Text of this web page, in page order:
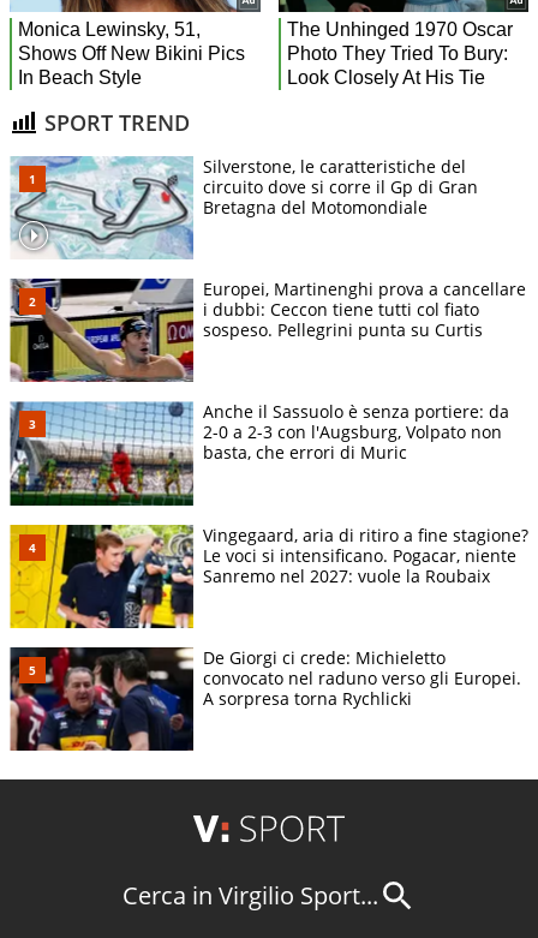
SPORT TREND
Silverstone, le caratteristiche del
circuito dove si corre il Gp di Gran
Bretagna del Motomondiale
Europei, Martinenghi prova a cancellare
i dubbi: Ceccon tiene tutti col fiato
sospeso. Pellegrini punta su Curtis
Anche il Sassuolo è senza portiere: da
2-0 a 2-3 con l'Augsburg, Volpato non
basta, che errori di Muric
Vingegaard, aria di ritiro a fine stagione?
Le voci si intensificano. Pogacar, niente
Sanremo nel 2027: vuole la Roubaix
De Giorgi ci crede: Michieletto
convocato nel raduno verso gli Europei.
A sorpresa torna Rychlicki
Cerca in Virgilio Sport...